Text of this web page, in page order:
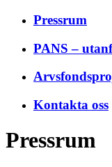
Pressrum
PANS –
Kontakta oss
Pressrum